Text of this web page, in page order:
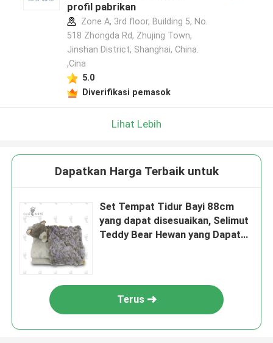
profil pabrikan
Zone A, 3rd floor, Building 5, No.
518 Zhongda Rd, Zhujing Town,
Jinshan District, Shanghai, China.
,Cina
5.0
Diverifikasi pemasok
Lihat Lebih
Dapatkan Harga Terbaik untuk
Set Tempat Tidur Bayi 88cm
yang dapat disesuaikan, Selimut
Teddy Bear Hewan yang Dapat
Terus